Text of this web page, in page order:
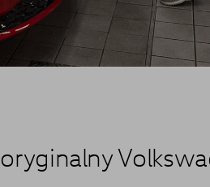
oryginalny